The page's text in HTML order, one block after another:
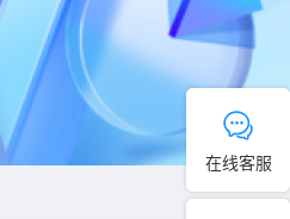
在线客服